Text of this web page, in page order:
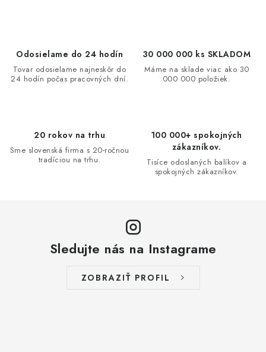
c
Odosielame do 24 hodín
Tovar odosielame najneskôr do
24 hodín počas pracovných dní.
30 000 000 ks SKLADOM
Máme na sklade viac ako 30
000 000 položiek.
20 rokov na trhu
Sme slovenská firma s 20-ročnou
tradíciou na trhu.
100 000+ spokojných
zákazníkov.
Tisíce odoslaných balíkov a
spokojných zákazníkov.
Sledujte nás na Instagrame
ZOBRAZIŤ PROFIL